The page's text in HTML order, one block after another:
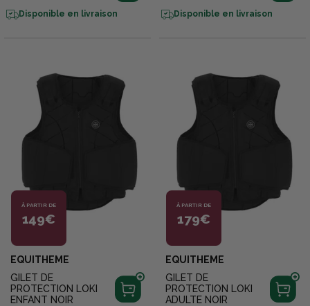
Disponible en livraison Disponible en livraison
À PARTIR DE
149€
EQUITHEME
GILET DE
PROTECTION LOKI
ENFANT NOIR
À PARTIR DE
179€
EQUITHEME
GILET DE
PROTECTION LOKI
ADULTE NOIR